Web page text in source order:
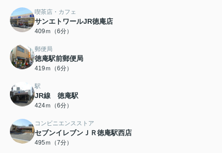
喫茶店・カフェ
サンエトワールJR徳庵店
409ｍ（6分）
郵便局
徳庵駅前郵便局
419ｍ（6分）
駅
JR線 徳庵駅
424ｍ（6分）
コンビニエンスストア
セブンイレブンＪＲ徳庵駅西店
495ｍ（7分）